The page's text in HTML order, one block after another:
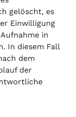
gelöscht, es
Einwilligung
in
In diesem Fall
dem
der